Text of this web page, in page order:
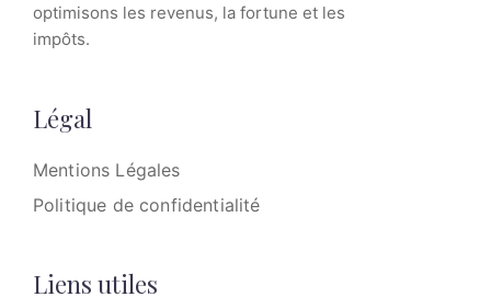
optimisons les revenus, la fortune et les
impôts.
Légal
Mentions Légales
Politique de confidentialité
Liens utiles